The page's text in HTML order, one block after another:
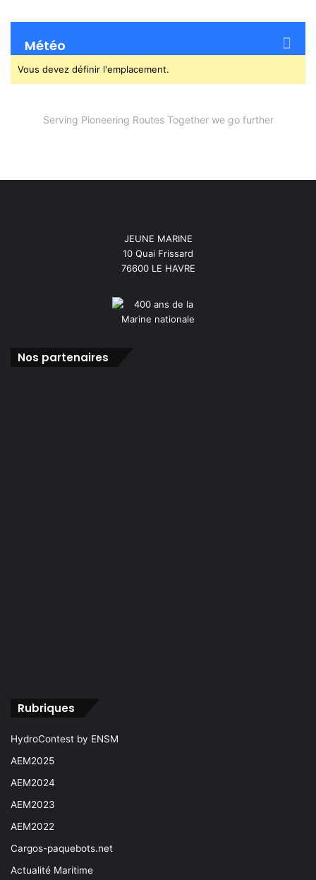
Météo
Vous devez définir l'emplacement.
Serving Pioneering Routes Together we go further
JEUNE MARINE
10 Quai Frissard
76600 LE HAVRE
Nos partenaires
Rubriques
HydroContest by ENSM
AEM2025
AEM2024
AEM2023
AEM2022
Cargos-paquebots.net
Actualité Maritime